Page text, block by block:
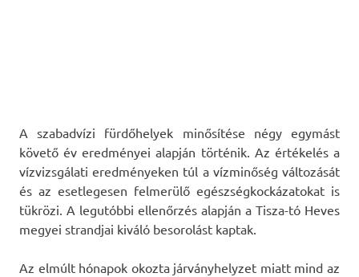
A szabadvízi fürdőhelyek minősítése négy egymást
követő év eredményei alapján történik. Az értékelés a
vízvizsgálati eredményeken túl a vízminőség változását
és az esetlegesen felmerülő egészségkockázatokat is
tükrözi. A legutóbbi ellenőrzés alapján a Tisza-tó Heves
megyei strandjai kiváló besorolást kaptak.
Az elmúlt hónapok okozta járványhelyzet miatt mind az